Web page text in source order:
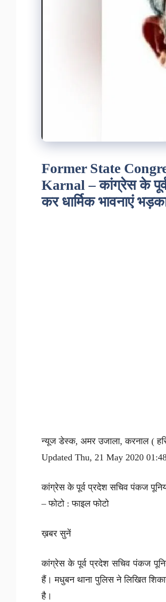
Former State
Karnal – कांग्रेस के
कर धार्मिक भावनाएं
न्यूज डेस्क, अमर उजाला, करनाल (
Updated Thu, 21 May 2020
कांग्रेस के पूर्व प्रदेश सचिव पंकज
– फोटो : फाइल फोटो
ख़बर सुनें
कांग्रेस के पूर्व प्रदेश सचिव पंकज
हैं। मधुबन थाना पुलिस ने लिखित
है।